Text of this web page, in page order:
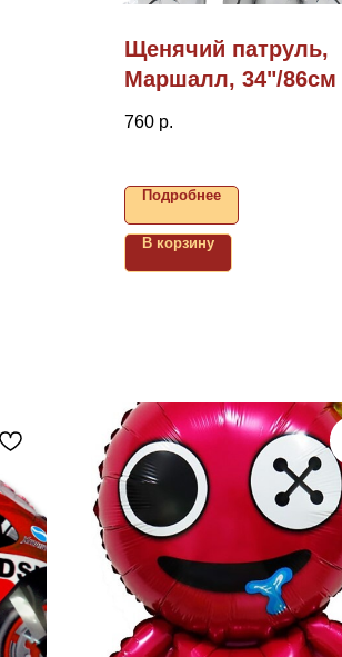
Щенячий патруль,
Маршалл, 34"/86см
760 р.
Подробнее
В корзину